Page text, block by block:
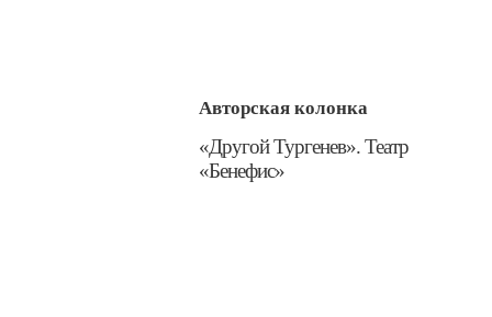
Авторская колонка
​«Другой Тургенев». Театр
«Бенефис»